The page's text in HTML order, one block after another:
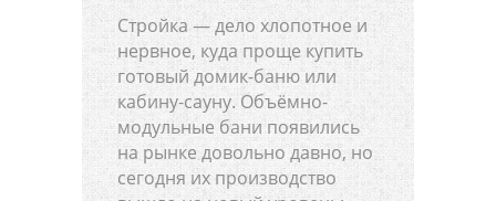
Стройка — дело хлопотное и
нервное, куда проще купить
готовый домик-баню или
кабину-сауну. Объёмно-
модульные бани появились
на рынке довольно давно, но
сегодня их производство